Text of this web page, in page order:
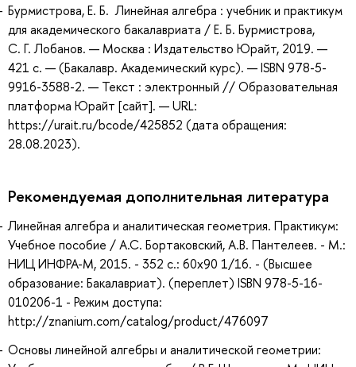
Бурмистрова, Е. Б. Линейная алгебра : учебник и практикум
для академического бакалавриата / Е. Б. Бурмистрова,
С. Г. Лобанов. — Москва : Издательство Юрайт, 2019. —
421 с. — (Бакалавр. Академический курс). — ISBN 978-5-
9916-3588-2. — Текст : электронный // Образовательная
платформа Юрайт [сайт]. — URL:
https://urait.ru/bcode/425852 (дата обращения:
28.08.2023).
Рекомендуемая дополнительная литература
Линейная алгебра и аналитическая геометрия. Практикум:
Учебное пособие / А.С. Бортаковский, А.В. Пантелеев. - М.:
НИЦ ИНФРА-М, 2015. - 352 с.: 60x90 1/16. - (Высшее
образование: Бакалавриат). (переплет) ISBN 978-5-16-
010206-1 - Режим доступа:
http://znanium.com/catalog/product/476097
Основы линейной алгебры и аналитической геометрии: